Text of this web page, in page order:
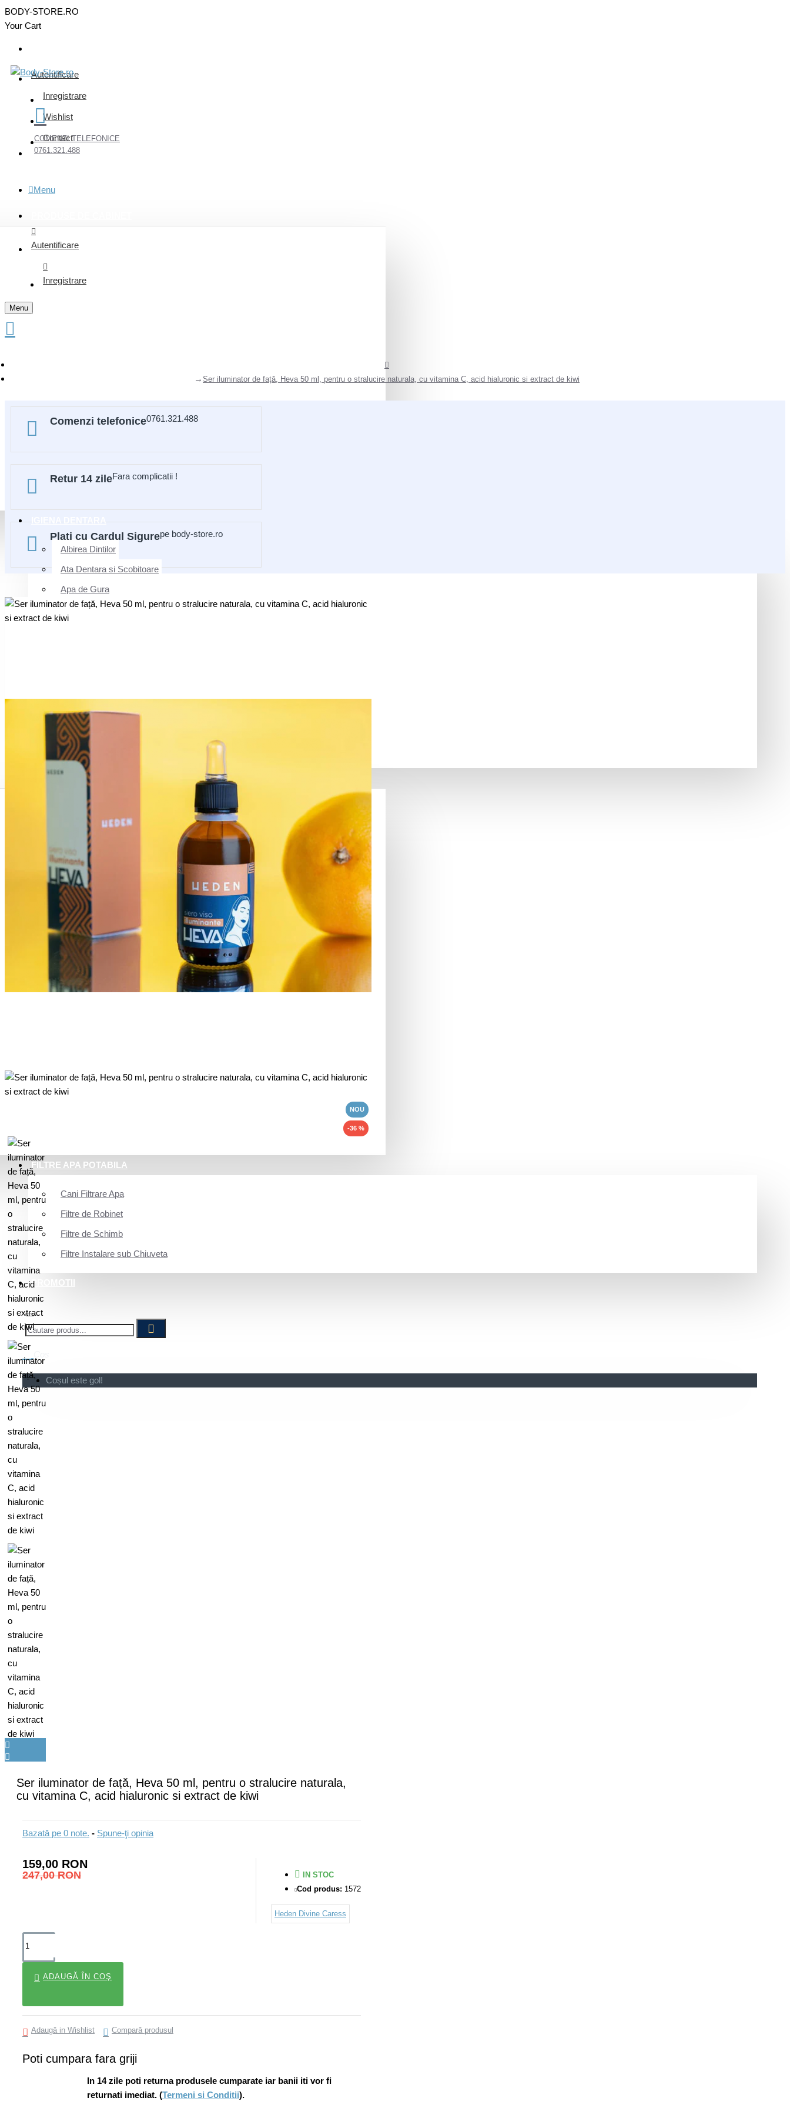
BODY-STORE.RO
Your Cart
Autentificare
Inregistrare
Wishlist
Contact
COMENZI TELEFONICE
0761.321.488
Menu
IGIENA DENTARA
Albirea Dintilor
Ata Dentara si Scobitoare
Apa de Gura
Dusuri Bucale
Respiratie Proaspata
Rezerve / Accesorii / Baterii
Sensibilitate Dentara
INGRIJIRE & FRUMUSETE
FILTRE APA POTABILA
Cani Filtrare Apa
Filtre de Robinet
Filtre de Schimb
Filtre Instalare sub Chiuveta
PROMOTII
Coșul este gol!
Autentificare
Inregistrare
Menu
Ser iluminator de față, Heva 50 ml, pentru o stralucire naturala, cu vitamina C, acid hialuronic si extract de kiwi
Comenzi telefonice0761.321.488
Retur 14 zileFara complicatii !
Plati cu Cardul Sigurepe body-store.ro
NOU
-36 %
Ser iluminator de față, Heva 50 ml, pentru o stralucire naturala,
cu vitamina C, acid hialuronic si extract de kiwi
Bazată pe 0 note. - Spune-ţi opinia
159,00 RON
247,00 RON
IN STOC
Cod produs: 1572
Heden Divine Caress
ADAUGĂ ÎN COŞ
Adaugă in Wishlist Compară produsul
Poti cumpara fara griji
In 14 zile poti returna produsele cumparate iar banii iti vor fi
returnati imediat. (Termeni si Conditii).